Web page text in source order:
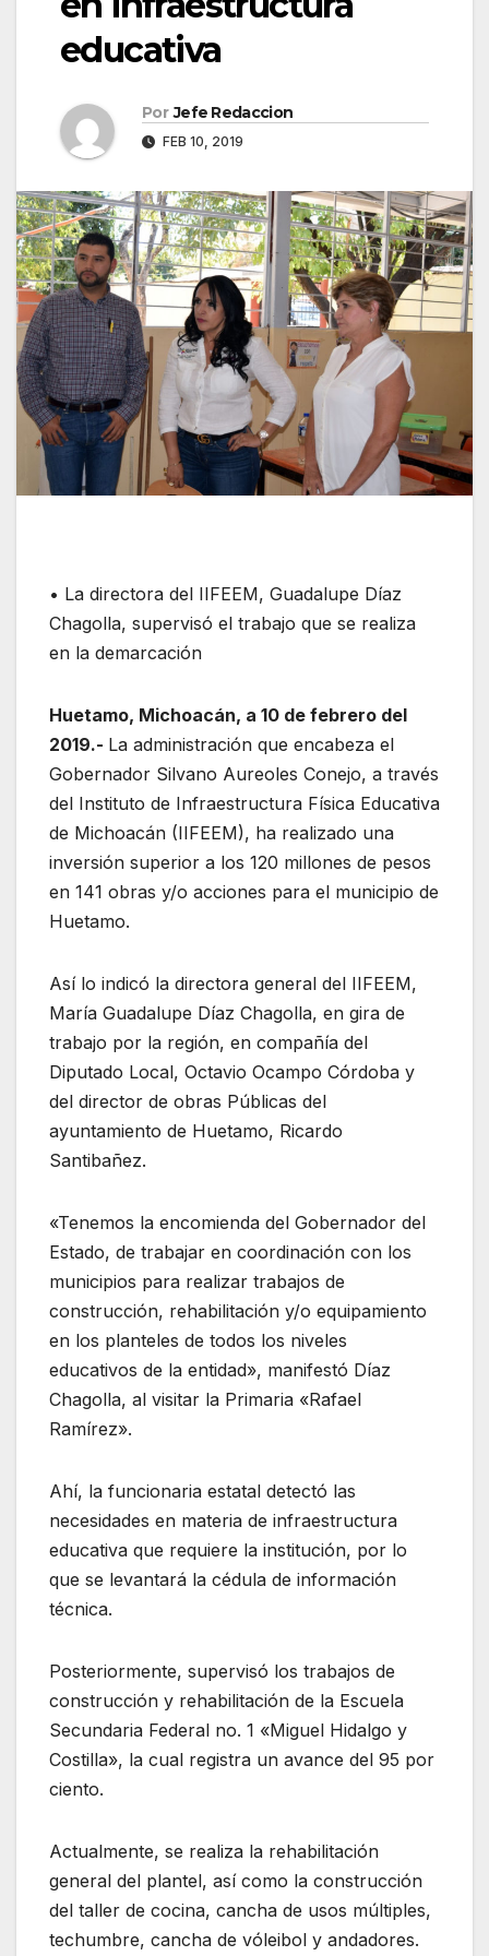
educativa
Por Jefe Redaccion
FEB 10, 2019
• La directora del IIFEEM, Guadalupe Díaz
Chagolla, supervisó el trabajo que se realiza
en la demarcación
Huetamo, Michoacán, a 10 de febrero del
2019.- La administración que encabeza el
Gobernador Silvano Aureoles Conejo, a través
del Instituto de Infraestructura Física Educativa
de Michoacán (IIFEEM), ha realizado una
inversión superior a los 120 millones de pesos
en 141 obras y/o acciones para el municipio de
Huetamo.
Así lo indicó la directora general del IIFEEM,
María Guadalupe Díaz Chagolla, en gira de
trabajo por la región, en compañía del
Diputado Local, Octavio Ocampo Córdoba y
del director de obras Públicas del
ayuntamiento de Huetamo, Ricardo
Santibañez.
«Tenemos la encomienda del Gobernador del
Estado, de trabajar en coordinación con los
municipios para realizar trabajos de
construcción, rehabilitación y/o equipamiento
en los planteles de todos los niveles
educativos de la entidad», manifestó Díaz
Chagolla, al visitar la Primaria «Rafael
Ramírez».
Ahí, la funcionaria estatal detectó las
necesidades en materia de infraestructura
educativa que requiere la institución, por lo
que se levantará la cédula de información
técnica.
Posteriormente, supervisó los trabajos de
construcción y rehabilitación de la Escuela
Secundaria Federal no. 1 «Miguel Hidalgo y
Costilla», la cual registra un avance del 95 por
ciento.
Actualmente, se realiza la rehabilitación
general del plantel, así como la construcción
del taller de cocina, cancha de usos múltiples,
techumbre, cancha de vóleibol y andadores.